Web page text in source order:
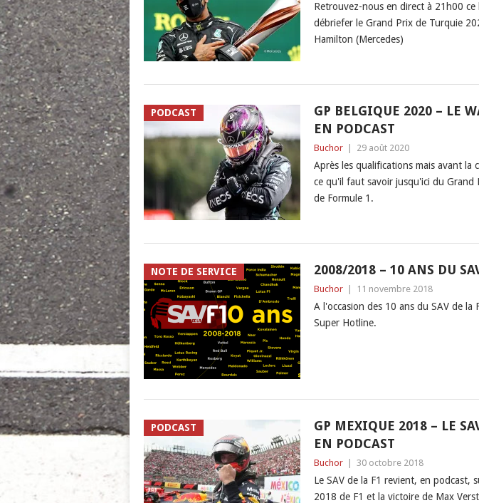
Retrouvez-nous en direct à 21h00
débriefer le Grand Prix de Turquie
Hamilton (Mercedes)
PODCAST
GP BELGIQUE 2020 – LE
EN PODCAST
Buchor 29 août 2020
Après les qualifications mais avant la
ce qu'il faut savoir jusqu'ici du Grand
de Formule 1.
NOTE DE SERVICE 2008/2018 – 10 ANS DU
Buchor 11 novembre 2018
A l'occasion des 10 ans du SAV de la
Super Hotline.
PODCAST
GP MEXIQUE 2018 – LE
EN PODCAST
Buchor 30 octobre 2018
Le SAV de la F1 revient, en podcast,
2018 de F1 et la victoire de Max